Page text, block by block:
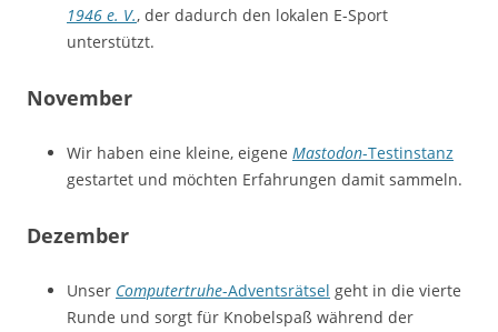
1946 e. V., der dadurch den lokalen E-Sport
unterstützt.
November
Wir haben eine kleine, eigene Mastodon-Testinstanz
gestartet und möchten Erfahrungen damit sammeln.
Dezember
Unser Computertruhe-Adventsrätsel geht in die vierte
Runde und sorgt für Knobelspaß während der